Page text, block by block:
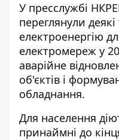
У пресслужбі
переглянули
електроенергію
електромереж у
аварійне
об'єктів і
обладнання.
Для населення
принаймні до